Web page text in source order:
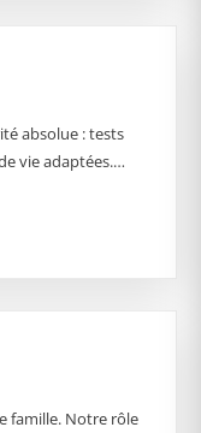
global. Notre
après génération
absolue : tests
vie adaptées.
complet, une
Lof (provenant
famille. Notre rôle